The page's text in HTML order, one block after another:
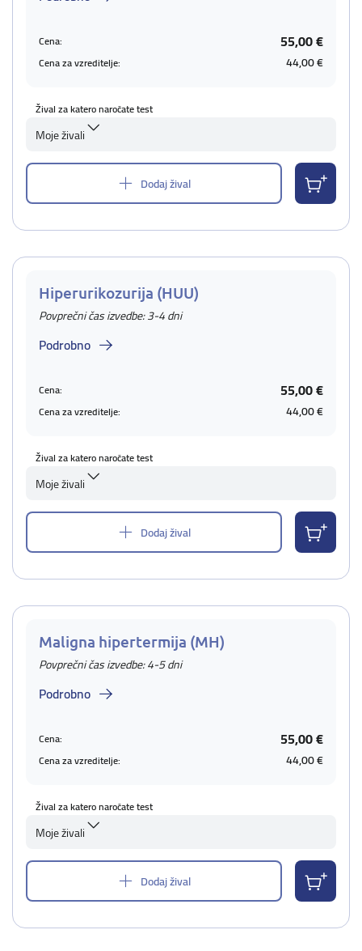
Cena: 55,00 €
Cena za vzreditelje: 44,00 €
Žival za katero naročate test
Moje živali
Dodaj žival
Hiperurikozurija (HUU)
Povprečni čas izvedbe: 3-4 dni
Podrobno
Cena: 55,00 €
Cena za vzreditelje: 44,00 €
Žival za katero naročate test
Moje živali
Dodaj žival
Maligna hipertermija (MH)
Povprečni čas izvedbe: 4-5 dni
Podrobno
Cena: 55,00 €
Cena za vzreditelje: 44,00 €
Žival za katero naročate test
Moje živali
Dodaj žival